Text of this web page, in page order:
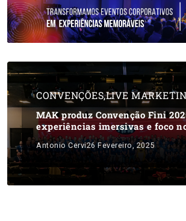
CONVENÇÕES,LIVE
MAK produz Convenção Fini
experiências imersivas e foco
Antonio Cervi26 Fevereiro, 2025